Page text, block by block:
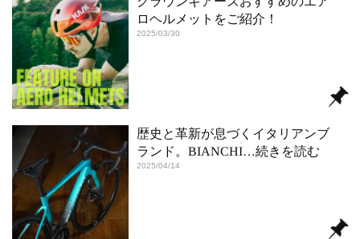
ロヘルメットをご紹介！
2025/03/30
歴史と革新が息づくイタリアンブ
ランド。BIANCHI…続きを読む
2025/04/14